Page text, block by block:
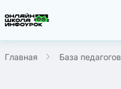
Главная База педагогов